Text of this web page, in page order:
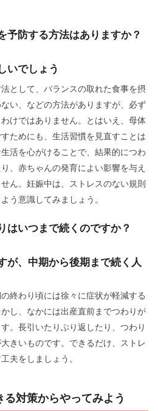
予防する方法はありますか？
いでしょう
として、バランスの取れた食事を摂
い、などの方法がありますが、必ず
けではありません。とはいえ、母体
ためにも、生活習慣を見直すことは
活を心がけることで、結果的につわ
、赤ちゃんの発育によい影響を与え
ん。妊娠中は、ストレスのない規則
う意識してみましょう。
はいつまで続くのですか？
が、中期から後期まで続く人
終わり頃には徐々に症状が軽減する
し、なかには出産直前までつわりが
。長引いたりぶり返したり、つわり
きいものです。できるだけ、ストレ
夫をしましょう。
対策からやってみよう